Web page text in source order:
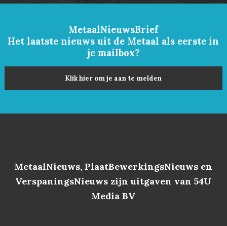
MetaalNieuwsBrief
Het laatste nieuws uit de Metaal als eerste in
je mailbox?
Klik hier om je aan te melden
MetaalNieuws, PlaatBewerkingsNieuws en
VerspaningsNieuws zijn uitgaven van 54U
Media BV